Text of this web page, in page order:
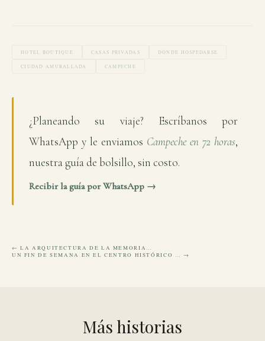
HOTEL BOUTIQUE CASAS PRIVADAS DÓNDE HOSPEDARSE
CIUDAD AMURALLADA CAMPECHE
¿Planeando su viaje? Escríbanos por
WhatsApp y le enviamos Campeche en 72 horas,
nuestra guía de bolsillo, sin costo.
Recibir la guía por WhatsApp →
← LA ARQUITECTURA DE LA MEMORIA…
UN FIN DE SEMANA EN EL CENTRO HISTÓRICO … →
Más historias